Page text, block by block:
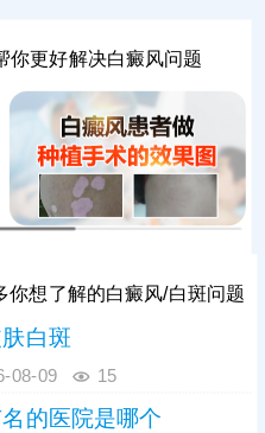
素细胞损伤会持续加重，白
逐渐清晰、色素脱失彻底，
也会不断扩大、数量增多，
持续加重，大幅提升治疗难
，发现初期模糊白斑需高度
必尽早到正规
你更好解决白癜风问题
你想了解的白癜风/白斑问题
白斑
08-09 15
的医院是哪个